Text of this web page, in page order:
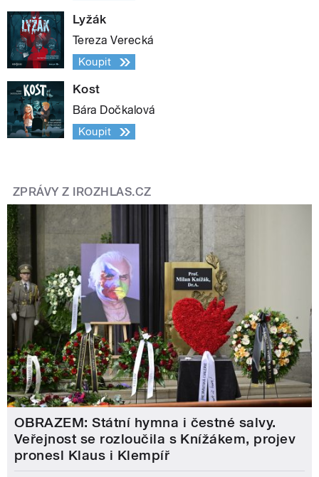
Lyžák
Tereza Verecká
Koupit
Kost
Bára Dočkalová
Koupit
ZPRÁVY Z IROZHLAS.CZ
OBRAZEM: Státní hymna i čestné salvy.
Veřejnost se rozloučila s Knížákem, projev
pronesl Klaus i Klempíř